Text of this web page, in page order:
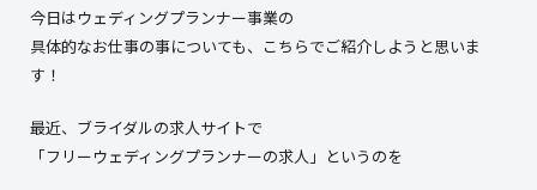
今日はウェディングプランナー事業の
具体的なお仕事の事についても、こちらでご紹介しようと思いま
す！
最近、ブライダルの求人サイトで
「フリーウェディングプランナーの求人」というのを